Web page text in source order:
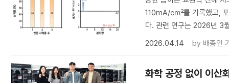
110mA/㎠를 기록했고,
다. 관련 연구는 2026년 3
2026.04.14
by 배종인
화학 공정 없이 이산